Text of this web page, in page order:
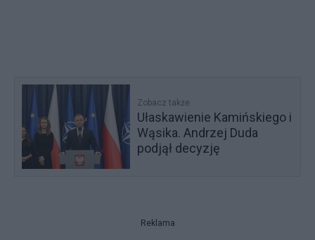
Zobacz także
Ułaskawienie Kamińskiego i
Wąsika. Andrzej Duda
podjął decyzję
Reklama